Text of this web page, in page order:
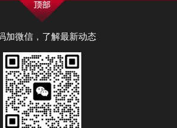
加微信，了解最新动态